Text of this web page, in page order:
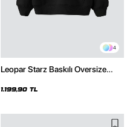
4
Leopar Starz Baskılı Oversize
1.199,90 TL